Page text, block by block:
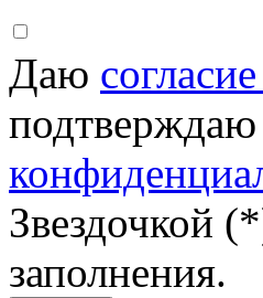
Даю
подтверждаю
Звездочкой
заполнения.